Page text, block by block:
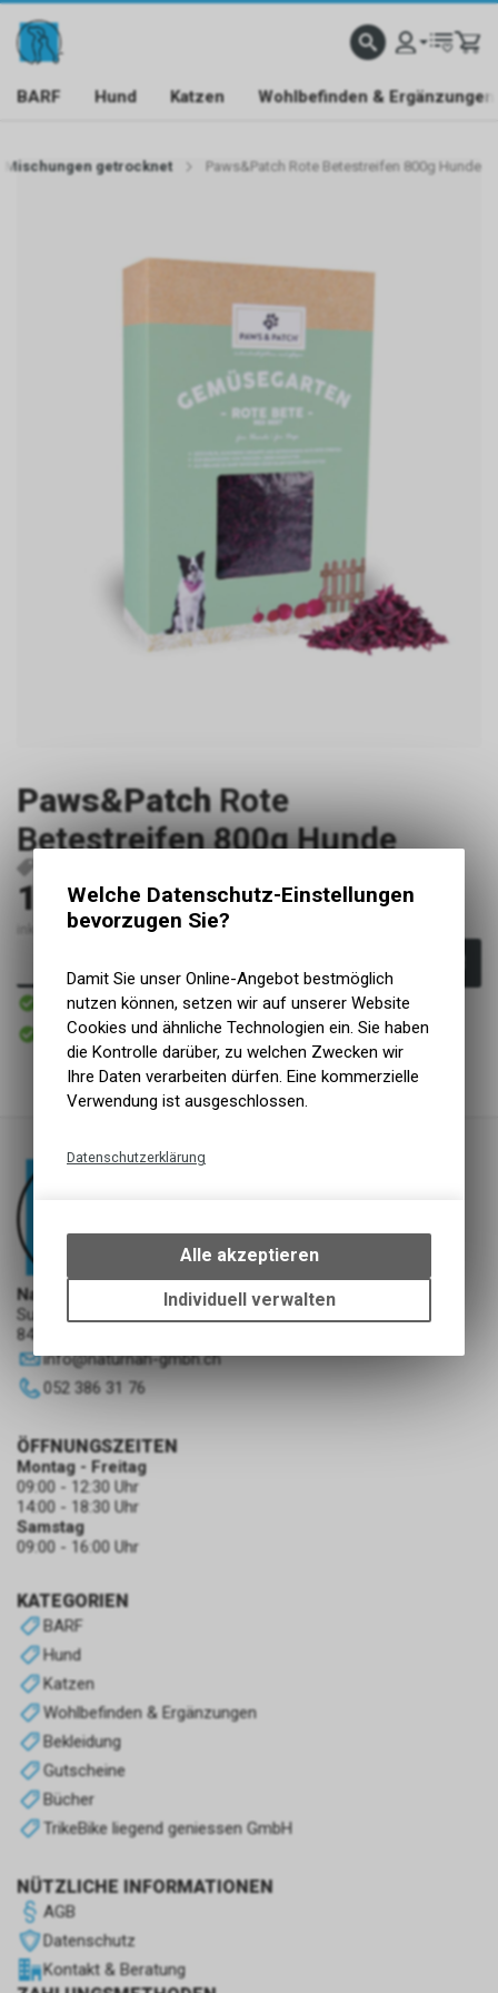
BARF Hund Katzen Wohlbefinden & Ergänzungen
Mischungen getrocknet Paws&Patch Rote Betestreifen 800g Hunde
Paws&Patch Rote
Betestreifen 800g Hunde
14.90CHF
inkl. MwSt., zzgl. Versandkosten
Sofort verfügbar
Versand
Sofort abholbar
Abholung NaturNah GmbH
NaturNah GmbH
Sunnehofstrasse 7
8493 Saland
info@naturnah-gmbh.ch
052 386 31 76
KATEGORIEN
BARF
Hund
Katzen
Wohlbefinden & Ergänzungen
Bekleidung
Gutscheine
Bücher
TrikeBike liegend geniessen GmbH
NÜTZLICHE INFORMATIONEN
AGB
Datenschutz
Kontakt & Beratung
ÖFFNUNGSZEITEN
Montag - Freitag
09:00 - 12:30 Uhr
14:00 - 18:30 Uhr
Samstag
09:00 - 16:00 Uhr
Welche Datenschutz-Einstellungen
bevorzugen Sie?
Damit Sie unser Online-Angebot bestmöglich
nutzen können, setzen wir auf unserer Website
Cookies und ähnliche Technologien ein. Sie haben
die Kontrolle darüber, zu welchen Zwecken wir
Ihre Daten verarbeiten dürfen. Eine kommerzielle
Verwendung ist ausgeschlossen.
Datenschutzerklärung
bestimmte Interaktionen und
Einstellungen auf Ihrem Gerät,
um die grundlegenden
Funktionen unseres Online-
des Warenkorbs, zu
Alle akzeptieren
Individuell verwalten